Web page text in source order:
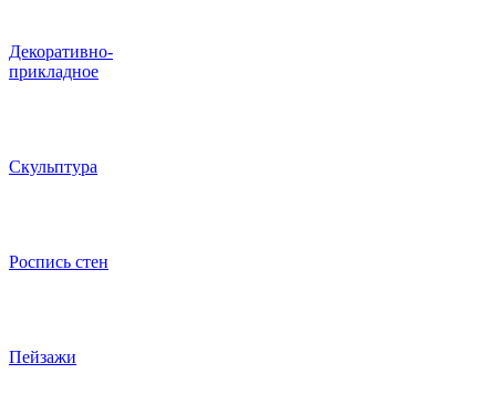
Декоративно-
прикладное
Скульптура
Роспись стен
Пейзажи